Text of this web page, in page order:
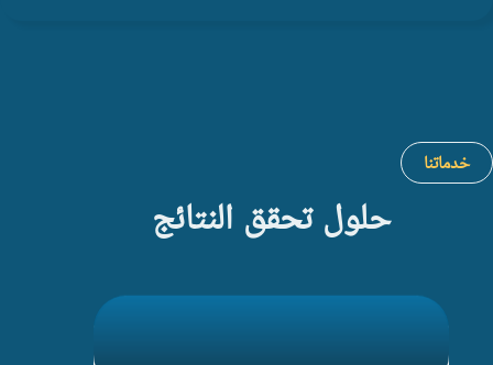
خدماتنا
حلول تحقق النتائج